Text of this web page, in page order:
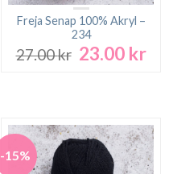
Freja Senap 100% Akryl –
234
27.00kr Det
23.00 krDet
-15%